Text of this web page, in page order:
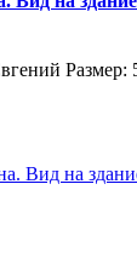
Размер: